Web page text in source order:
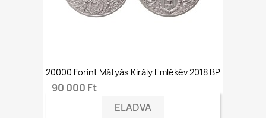
20000 Forint Mátyás Király Emlékév 2018 BP
90 000 Ft
ELADVA